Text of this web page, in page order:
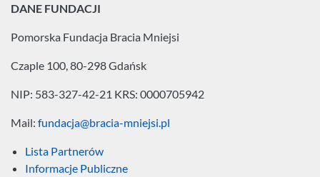
DANE FUNDACJI
Pomorska Fundacja Bracia Mniejsi
Czaple 100, 80-298 Gdańsk
NIP: 583-327-42-21 KRS: 0000705942
Mail: fundacja@bracia-mniejsi.pl
Lista Partnerów
Informacje Publiczne